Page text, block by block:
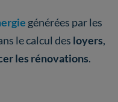
générées par les
le calcul des loyers,
les rénovations.